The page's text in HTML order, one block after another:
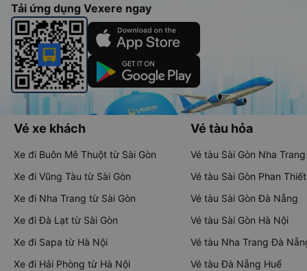
Tải ứng dụng Vexere ngay
Vé xe khách
Xe đi Buôn Mê Thuột từ Sài Gòn
Xe đi Vũng Tàu từ Sài Gòn
Xe đi Nha Trang từ Sài Gòn
Xe đi Đà Lạt từ Sài Gòn
Xe đi Sapa từ Hà Nội
Xe đi Hải Phòng từ Hà Nội
Vé tàu hỏa
Vé tàu Sài Gòn Nha Trang
Vé tàu Sài Gòn Phan Thiết
Vé tàu Sài Gòn Đà Nẵng
Vé tàu Sài Gòn Hà Nội
Vé tàu Nha Trang Đà
Vé tàu Đà Nẵng Huế